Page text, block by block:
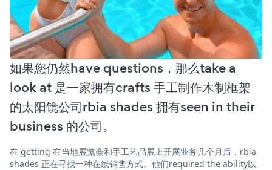
如果您仍然have questions，那么take a
look at 是一家拥有crafts 手工制作木制框架
的太阳镜公司rbia shades 拥有seen in their
business 的公司。
在 getting 在当地展览会和手工艺品展上开展业务几个月后，rbia
shades 正在寻找一种在线销售方式。他们required the ability以